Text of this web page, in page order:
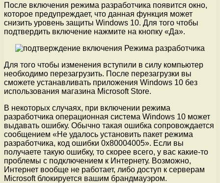
После включения режима разработчика появится окно,
которое предупреждает, что данная функция может
снизить уровень защиты Windows 10. Для того чтобы
подтвердить включение нажмите на кнопку «Да».
Для того чтобы изменения вступили в силу компьютер
необходимо перезагрузить. После перезагрузки вы
сможете устанавливать приложения Windows 10 без
использования магазина Microsoft Store.
В некоторых случаях, при включении режима
разработчика операционная система Windows 10 может
выдавать ошибку. Обычно такая ошибка сопровождается
сообщением «Не удалось установить пакет режима
разработчика, код ошибки 0x80004005». Если вы
получаете такую ошибку, то скорее всего, у вас какие-то
проблемы с подключением к Интернету. Возможно,
Интернет вообще не работает, либо доступ к серверам
Microsoft блокируется вашим брандмауэром.